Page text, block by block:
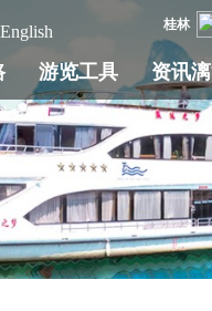
English
游览工具 资讯